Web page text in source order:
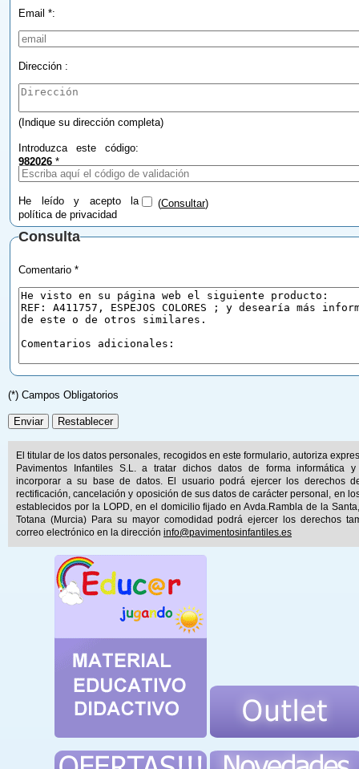
Email *:
Dirección :
(Indique su dirección completa)
Introduzca este código:
982026 *
He leído y acepto la
política de privacidad
(Consultar)
Consulta
Comentario *
(*) Campos Obligatorios
El titular de los datos personales, recogidos en este formulario, autoriza
Pavimentos Infantiles S.L. a tratar dichos datos de forma informática y
incorporar a su base de datos. El usuario podrá ejercer los derechos
rectificación, cancelación y oposición de sus datos de carácter personal, en
establecidos por la LOPD, en el domicilio fijado en Avda.Rambla de la
Totana (Murcia) Para su mayor comodidad podrá ejercer los derechos
correo electrónico en la dirección info@pavimentosinfantiles.es